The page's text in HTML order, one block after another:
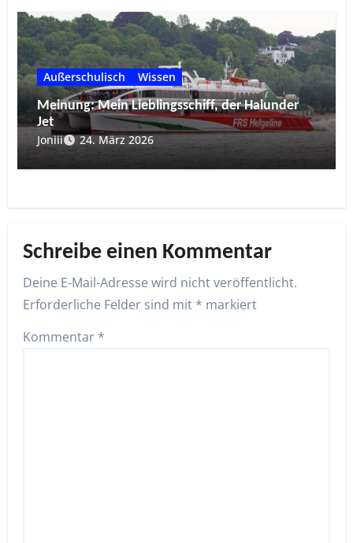
Außerschulisch
Wissen
Meinung: Mein Lieblingsschiff, der Halunder
Jet
Joniii
24. März 2026
Schreibe einen Kommentar
Deine E-Mail-Adresse wird nicht veröffentlicht.
Erforderliche Felder sind mit * markiert
Kommentar *